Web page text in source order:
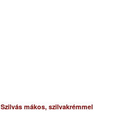
Szilvás mákos, szilvakrémmel